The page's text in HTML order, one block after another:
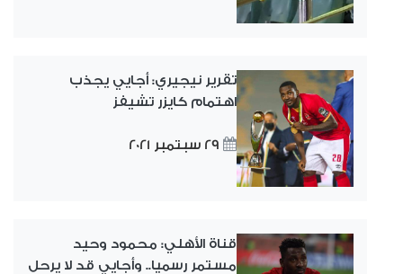
تقرير نيجيري: أجايي يجذب
اهتمام كايزر تشيفز
29 سبتمبر 2021
قناة الأهلي: محمود وحيد
مستمر رسميا.. وأجايي قد لا يرحل